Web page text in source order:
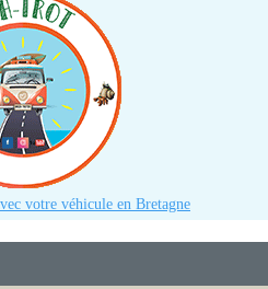
votre véhicule en Bretagne